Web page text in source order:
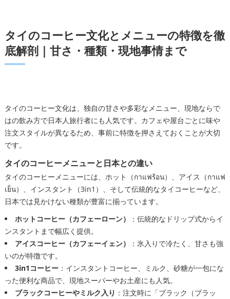
タイのコーヒー文化とメニューの特徴を徹
底解剖｜甘さ・種類・現地事情まで
タイのコーヒー文化は、独自の甘さや多彩なメニュー、現地ならで
はの飲み方で日本人旅行者にも人気です。カフェや屋台ごとに味や
注文スタイルが異なるため、事前に特徴を押さえておくことが大切
です。
タイのコーヒーメニューと日本との違い
タイのコーヒーメニューには、ホット（กาแฟร้อน）、アイス（กาแฟ
เย็น）、インスタント（3in1）、そして伝統的なタイコーヒーなど、
日本では見かけない種類が豊富に揃っています。
ホットコーヒー（カフェーローン）
：伝統的なドリップ式からイ
ンスタントまで幅広く提供。
アイスコーヒー（カフェーイェン）
：氷入りで冷たく、甘さも強
いのが特徴です。
3in1コーヒー：インスタントコーヒー、ミルク、砂糖が一包にな
った便利な商品で、現地スーパーやお土産にも人気。
ブラックコーヒーやミルク入り ：注文時に「ブラック（ブラッ